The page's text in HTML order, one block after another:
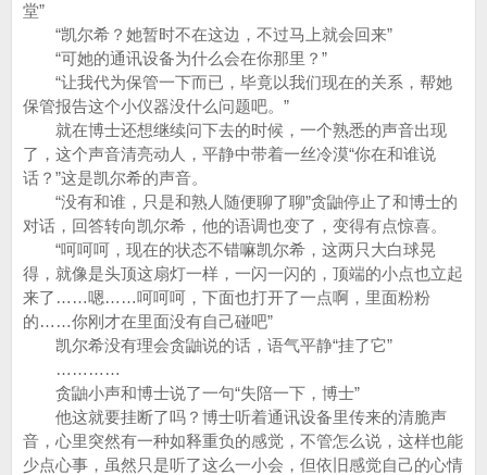
堂”
“凯尔希？她暂时不在这边，不过马上就会回来”
“可她的通讯设备为什么会在你那里？”
“让我代为保管一下而已，毕竟以我们现在的关系，帮她
保管报告这个小仪器没什么问题吧。”
就在博士还想继续问下去的时候，一个熟悉的声音出现
了，这个声音清亮动人，平静中带着一丝冷漠“你在和谁说
话？”这是凯尔希的声音。
“没有和谁，只是和熟人随便聊了聊”贪鼬停止了和博士的
对话，回答转向凯尔希，他的语调也变了，变得有点惊喜。
“呵呵呵，现在的状态不错嘛凯尔希，这两只大白球晃
得，就像是头顶这扇灯一样，一闪一闪的，顶端的小点也立起
来了……嗯……呵呵呵，下面也打开了一点啊，里面粉粉
的……你刚才在里面没有自己碰吧”
凯尔希没有理会贪鼬说的话，语气平静“挂了它”
…………
贪鼬小声和博士说了一句“失陪一下，博士”
他这就要挂断了吗？博士听着通讯设备里传来的清脆声
音，心里突然有一种如释重负的感觉，不管怎么说，这样也能
少点心事，虽然只是听了这么一小会，但依旧感觉自己的心情